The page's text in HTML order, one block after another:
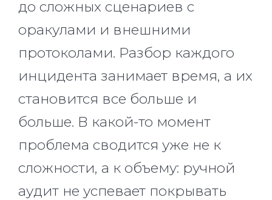
до сложных сценариев с
оракулами и внешними
протоколами. Разбор каждого
инцидента занимает время, а их
становится все больше и
больше. В какой-то момент
проблема сводится уже не к
сложности, а к объему: ручной
аудит не успевает покрывать